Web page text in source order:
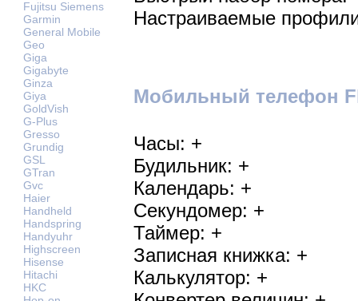
Fujitsu Siemens
Garmin
General Mobile
Geo
Giga
Gigabyte
Ginza
Giya
GoldVish
G-Plus
Gresso
Grundig
GSL
GTran
Gvc
Haier
Handheld
Handspring
Handyuhr
Highscreen
Hisense
Hitachi
HKC
Настраиваемые
Мобильный телефон
Часы: +
Будильник: +
Календарь: +
Секундомер: +
Таймер: +
Записная книжка: +
Калькулятор: +